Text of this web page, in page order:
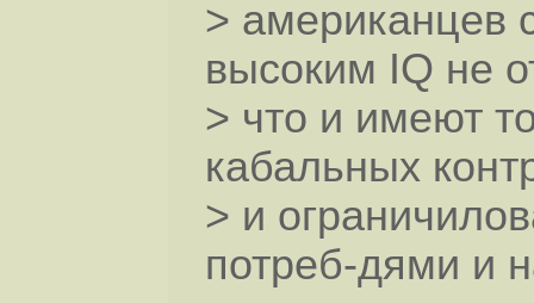
> американцев
высоким IQ не
> что и имеют
кабальных
> и
потреб-дями и